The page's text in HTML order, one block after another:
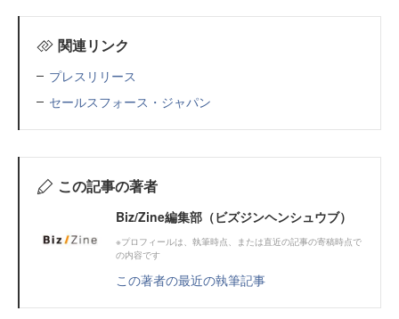
関連リンク
プレスリリース
セールスフォース・ジャパン
この記事の著者
Biz/Zine編集部（ビズジンヘンシュウブ）
※プロフィールは、執筆時点、または直近の記事の寄稿時点で
の内容です
この著者の最近の執筆記事